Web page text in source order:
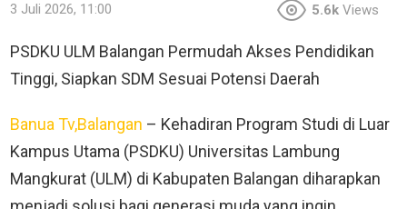
3 Juli 2026, 11:00 5.6k Views
PSDKU ULM Balangan Permudah Akses Pendidikan
Tinggi, Siapkan SDM Sesuai Potensi Daerah
Banua Tv,Balangan – Kehadiran Program Studi di Luar
Kampus Utama (PSDKU) Universitas Lambung
Mangkurat (ULM) di Kabupaten Balangan diharapkan